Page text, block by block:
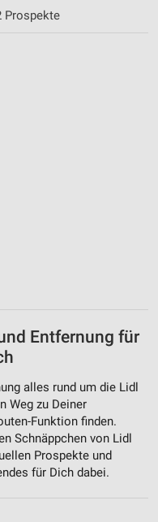
Prospekte
Entfernung für
alles rund um die Lidl
Weg zu Deiner
Funktion finden.
Schnäppchen von Lidl
Prospekte und
für Dich dabei.